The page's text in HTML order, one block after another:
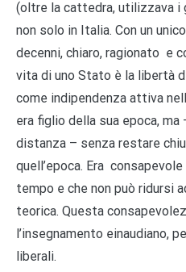
(oltre la cattedra, utilizzava i
non solo in Italia. Con un
decenni, chiaro, ragionato e
vita di uno Stato è la libertà
come indipendenza attiva
era figlio della sua epoca,
distanza – senza restare
quell’epoca. Era
tempo e che non può ridursi
teorica. Questa
l’insegnamento einaudiano,
liberali.